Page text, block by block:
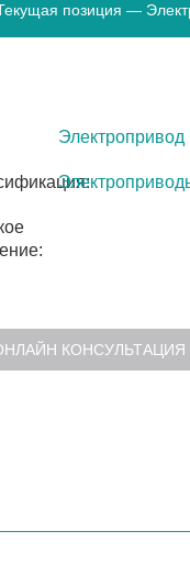
позиция —
Электропривод
КОНСУЛЬТАЦИЯ